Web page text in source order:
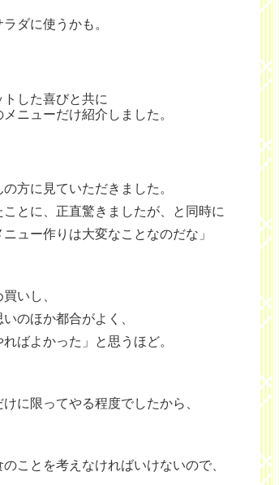
ダに使うかも。
した喜びと共に
ニューだけ紹介しました。
方に見ていただきました。
とに、正直驚きましたが、と同時に
ュー作りは大変なことなのだな」
いし、
のほか都合がよく、
ばよかった」と思うほど。
に限ってやる程度でしたから、
ことを考えなければいけないので、